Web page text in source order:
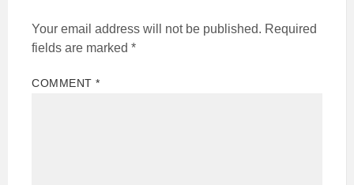
Your email address will not be published. Required
fields are marked *
COMMENT*